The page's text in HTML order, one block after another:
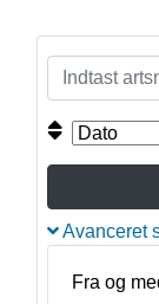
Avanceret
Fra og